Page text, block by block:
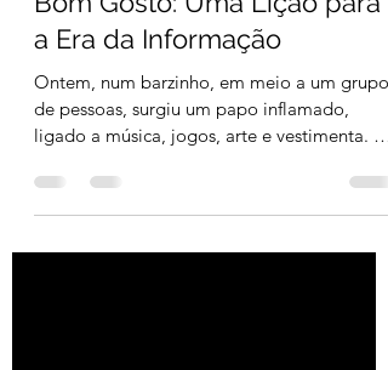
Goethe e a Formação do
Bom Gosto: Uma Lição para
a Era da Informação
Ontem, num barzinho, em meio a um grupo
ligado a música, jogos, arte e vestimenta. De
um lado, os...